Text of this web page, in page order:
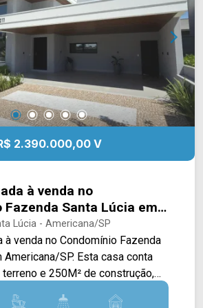
Hospital Municipal e
contato com a
Imóveis e agende a sua visita!!
(19) 3475-4546 ARBIX
em cada mudança!
2.390.000,00 V
à venda no
Fazenda Santa Lúcia em
Lúcia - Americana/SP
à venda no Condomínio Fazenda
SP. Esta casa conta
e 250M² de construção,
em ampla sala de estar e de